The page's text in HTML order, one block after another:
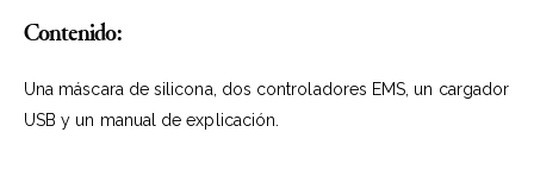
Contenido:
Una máscara de silicona, dos controladores EMS, un cargador
USB y un manual de explicación.